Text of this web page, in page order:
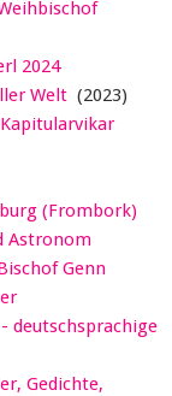
2024
Welt (2023)
(Frombork)
Astronom
Genn
deutschsprachige
Gedichte,